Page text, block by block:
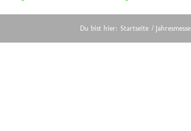
Du bist hier: Startseite / Jahresmesse